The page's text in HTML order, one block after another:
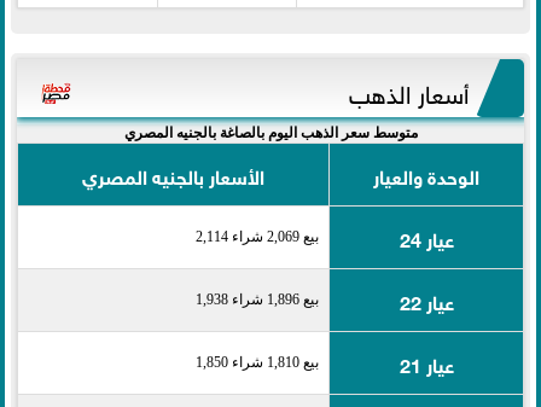
أسعار الذهب
متوسط سعر الذهب اليوم بالصاغة بالجنيه المصري
الوحدة والعيار
الأسعار بالجنيه المصري
عيار 24
بيع 2,069 شراء 2,114
عيار 22 بيع 1,896 شراء 1,938
عيار 21 بيع 1,810 شراء 1,850